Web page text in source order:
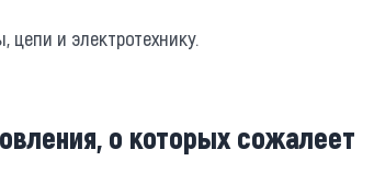
и электротехнику.
о которых сожалеет